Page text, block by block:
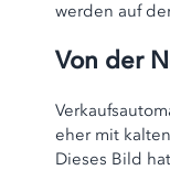
werden auf
Von der
eher mit
Dieses Bild